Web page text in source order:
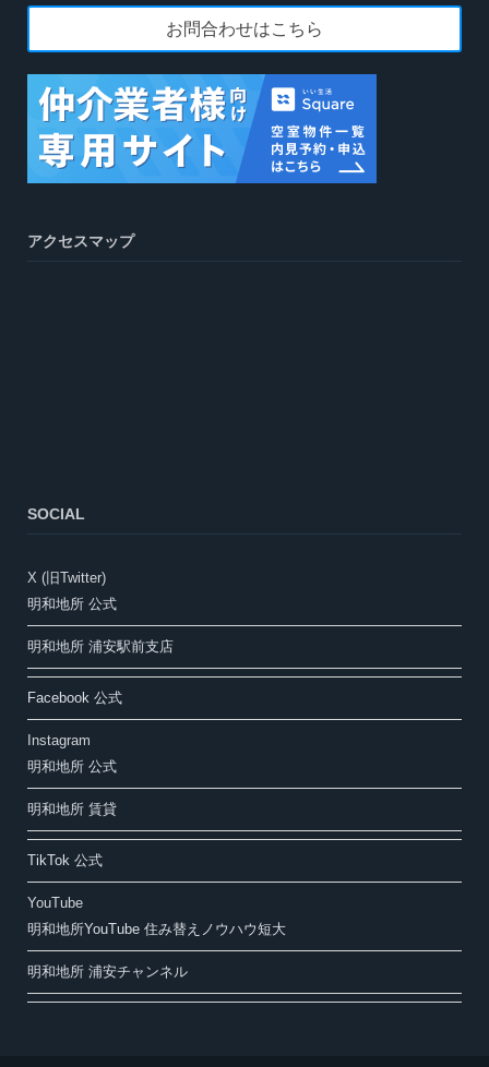
お問合わせはこちら
アクセスマップ
SOCIAL
X (旧Twitter)
明和地所 公式
明和地所 浦安駅前支店
Facebook 公式
Instagram
明和地所 公式
明和地所 賃貸
TikTok 公式
YouTube
明和地所YouTube 住み替えノウハウ短大
明和地所 浦安チャンネル